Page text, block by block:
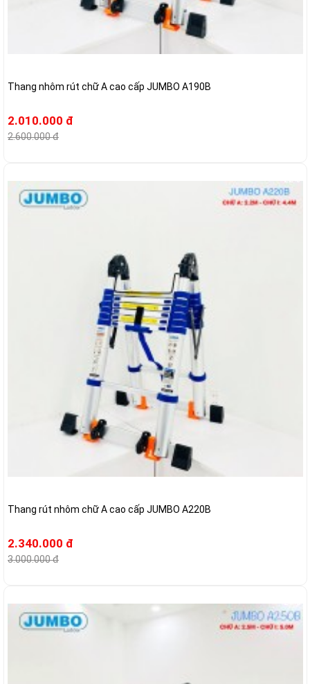
Thang nhôm rút chữ A cao cấp JUMBO A190B
2.010.000 đ
2.600.000 đ
-22%
Thang rút nhôm chữ A cao cấp JUMBO A220B
2.340.000 đ
3.000.000 đ